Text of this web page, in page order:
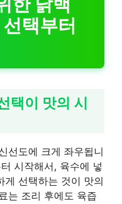
택부터
택이 맛의 시
선도에 크게 좌우됩니
시작해서, 육수에 넣
게 선택하는 것이 맛의
는 조리 후에도 육즙